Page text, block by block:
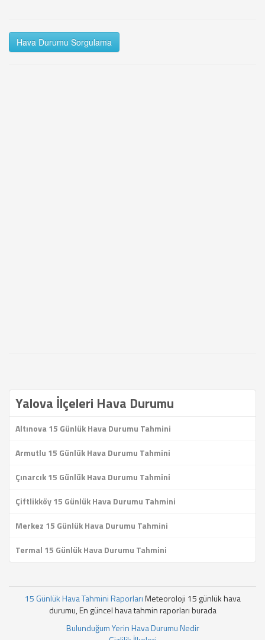
Hava Durumu Sorgulama
Yalova İlçeleri Hava Durumu
Altınova 15 Günlük Hava Durumu Tahmini
Armutlu 15 Günlük Hava Durumu Tahmini
Çınarcık 15 Günlük Hava Durumu Tahmini
Çiftlikköy 15 Günlük Hava Durumu Tahmini
Merkez 15 Günlük Hava Durumu Tahmini
Termal 15 Günlük Hava Durumu Tahmini
15 Günlük Hava Tahmini RaporlarıMeteoroloji 15 günlük hava
durumu, En güncel hava tahmin raporları burada
Bulunduğum Yerin Hava Durumu Nedir